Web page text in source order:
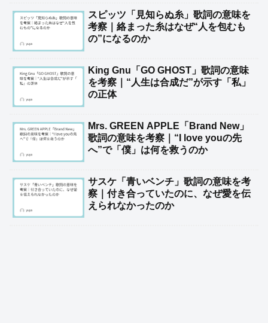
スピッツ「見知らぬ糸」歌詞の意味を
考察｜絡まった糸はなぜ“人を包むも
の”になるのか
King Gnu「GO GHOST」歌詞の意味
を考察｜“人生は合成だ”が示す「私」
の正体
Mrs. GREEN APPLE「Brand New」
歌詞の意味を考察｜“I love youの先
へ”で「僕」は何を救うのか
サスケ「青いベンチ」歌詞の意味を考
察｜付き合っていたのに、なぜ愛を伝
えられなかったのか